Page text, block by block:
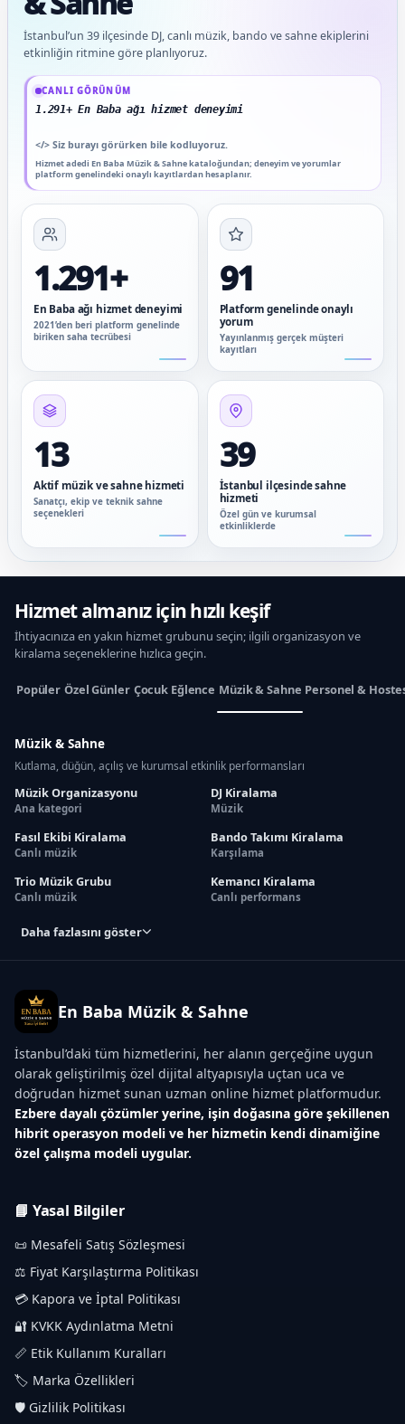
İstanbul’un 39 ilçesinde DJ, canlı müzik, bando ve sahne ekiplerini
etkinliğin ritmine göre planlıyoruz.
CANLI GÖRÜNÜM
1.291+ En Baba ağı hizmet deneyimi
</> Siz burayı görürken bile kodluyoruz.
Hizmet adedi En Baba Müzik & Sahne kataloğundan; deneyim ve yorumlar
platform genelindeki onaylı kayıtlardan hesaplanır.
Güncel veriler: 1.291+ En Baba ağı hizmet deneyimi; 91 platform genelinde
1.291+
En Baba ağı hizmet deneyimi
2021’den beri platform genelinde
biriken saha tecrübesi
91
Platform genelinde onaylı
yorum
Yayınlanmış gerçek müşteri
kayıtları
13
Aktif müzik ve sahne hizmeti
Sanatçı, ekip ve teknik sahne
seçenekleri
39
İstanbul ilçesinde sahne
hizmeti
Özel gün ve kurumsal
etkinliklerde
Hizmet almanız için hızlı keşif
İhtiyacınıza en yakın hizmet grubunu seçin; ilgili organizasyon ve
kiralama seçeneklerine hızlıca geçin.
Popüler Özel Günler Çocuk Eğlence Müzik & Sahne Personel &
Müzik & Sahne
Kutlama, düğün, açılış ve kurumsal etkinlik performansları
Müzik Organizasyonu
Ana kategori
DJ Kiralama
Müzik
Fasıl Ekibi Kiralama
Canlı müzik
Bando Takımı Kiralama
Karşılama
Trio Müzik Grubu
Canlı müzik
Kemancı Kiralama
Canlı performans
Daha fazlasını göster
En Baba Müzik & Sahne
İstanbul’daki tüm hizmetlerini, her alanın gerçeğine uygun
olarak geliştirilmiş özel dijital altyapısıyla uçtan uca ve
doğrudan hizmet sunan uzman online hizmet platformudur.
Ezbere dayalı çözümler yerine, işin doğasına göre şekillenen
hibrit operasyon modeli ve her hizmetin kendi dinamiğine
özel çalışma modeli uygular.
📘 Yasal Bilgiler
📜 Mesafeli Satış Sözleşmesi
⚖️ Fiyat Karşılaştırma Politikası
💳 Kapora ve İptal Politikası
🔐 KVKK Aydınlatma Metni
📏 Etik Kullanım Kuralları
🏷️ Marka Özellikleri
🛡️ Gizlilik Politikası